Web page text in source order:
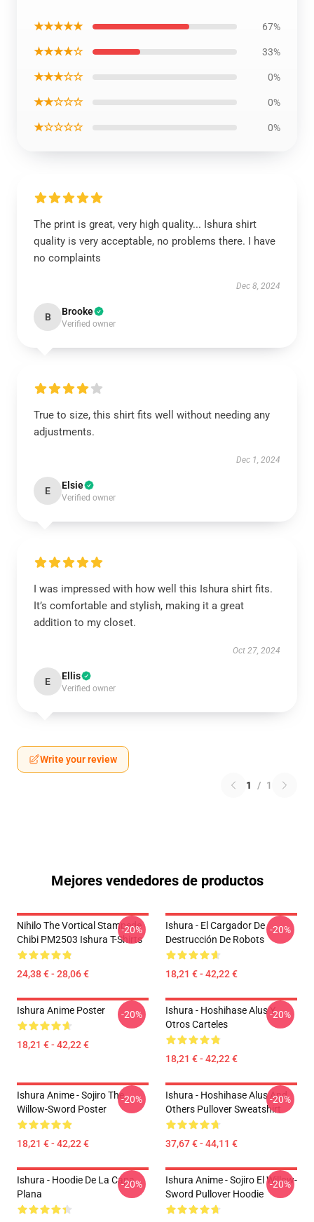
★★★★★ 67%
★★★★☆ 33%
★★★☆☆ 0%
★★☆☆☆ 0%
★☆☆☆☆ 0%
The print is great, very high quality... Ishura shirt
quality is very acceptable, no problems there. I have
no complaints
Dec 8, 2024
B Brooke
Verified owner
True to size, this shirt fits well without needing any
adjustments.
Dec 1, 2024
E Elsie
Verified owner
I was impressed with how well this Ishura shirt fits.
It’s comfortable and stylish, making it a great
addition to my closet.
Oct 27, 2024
E Ellis
Verified owner
Write your review
1 / 1
Mejores vendedores de productos
Nihilo The Vortical Stampede
Chibi PM2503 Ishura T-Shirts
24,38 € - 28,06 €
-20%
Ishura - El Cargador De
Destrucción De Robots
18,21 € - 42,22 €
-20%
Ishura Anime Poster
18,21 € - 42,22 €
-20%
Ishura - Hoshihase Alus Y
Otros Carteles
18,21 € - 42,22 €
-20%
Ishura Anime - Sojiro The
Willow-Sword Poster
18,21 € - 42,22 €
-20%
Ishura - Hoshihase Alus And
Others Pullover Sweatshirt
37,67 € - 44,11 €
-20%
Ishura - Hoodie De La Capa
Plana
-20%
Ishura Anime - Sojiro El Willow-
Sword Pullover Hoodie
-20%